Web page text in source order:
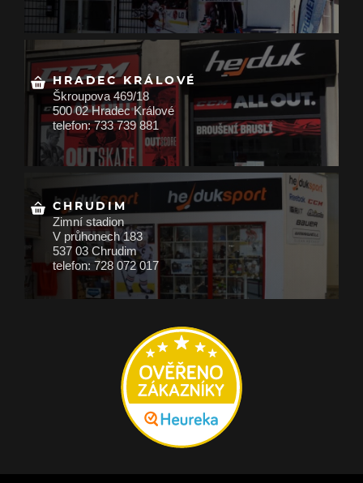
HRADEC KRÁLOVÉ
Škroupova 469/18
500 02 Hradec Králové
telefon: 733 739 881
CHRUDIM
Zimní stadion
V průhonech 183
537 03 Chrudim
telefon: 728 072 017